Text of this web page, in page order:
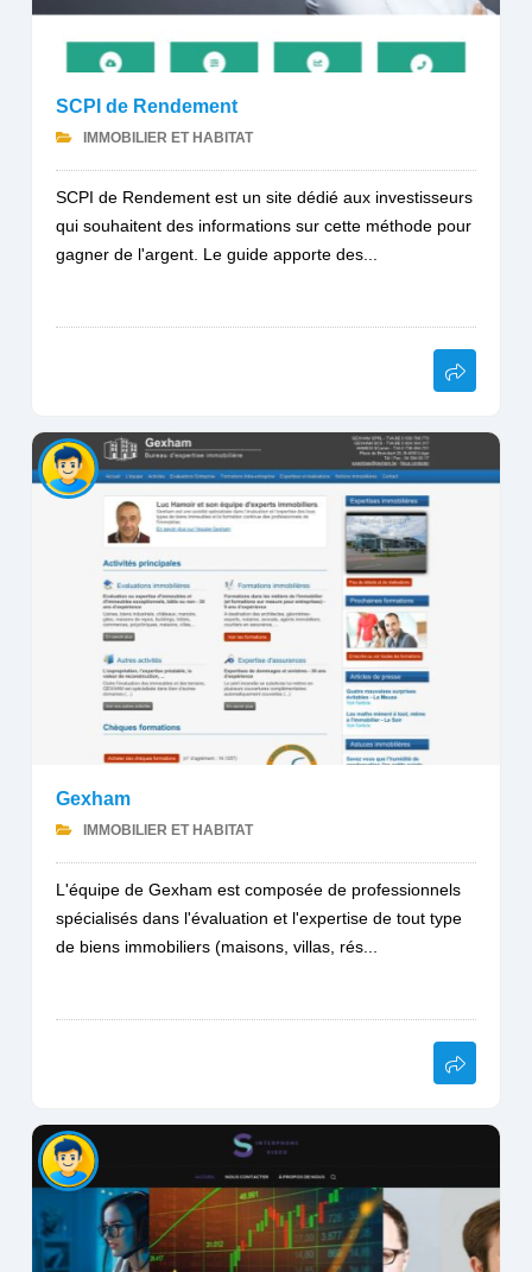
SCPI de Rendement
IMMOBILIER ET HABITAT
SCPI de Rendement est un site dédié aux investisseurs
qui souhaitent des informations sur cette méthode pour
gagner de l'argent. Le guide apporte des...
Gexham
IMMOBILIER ET HABITAT
L'équipe de Gexham est composée de professionnels
spécialisés dans l'évaluation et l'expertise de tout type
de biens immobiliers (maisons, villas, rés...